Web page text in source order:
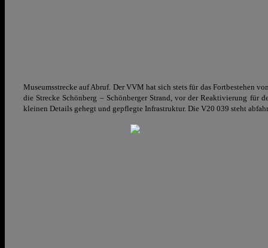
Museumsstrecke auf Abruf. Der VVM hat sich stets für das Fortbestehen
die Strecke Schönberg – Schönberger Strand, vor der Reaktivierung
kleinen Details gehegt und gepflegte Infrastruktur. Die V20 039 steht